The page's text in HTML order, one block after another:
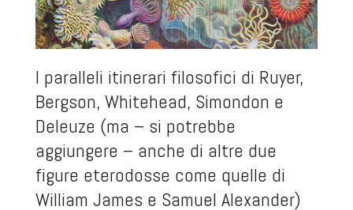
I paralleli itinerari filosofici di Ruyer,
Bergson, Whitehead, Simondon e
Deleuze (ma – si potrebbe
aggiungere – anche di altre due
figure eterodosse come quelle di
William James e Samuel Alexander)